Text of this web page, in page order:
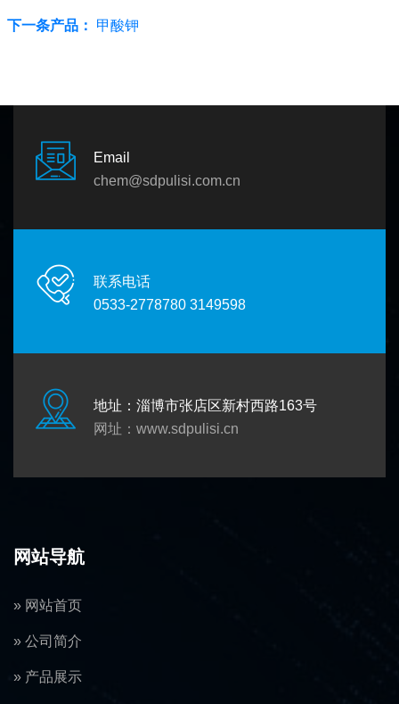
下一条产品： 甲酸钾
Email
chem@sdpulisi.com.cn
联系电话
0533-2778780 3149598
地址：淄博市张店区新村西路163号
网址： www.sdpulisi.cn
网站导航
» 网站首页
» 公司简介
» 产品展示